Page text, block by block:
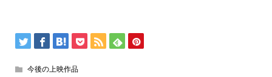
今後の上映作品